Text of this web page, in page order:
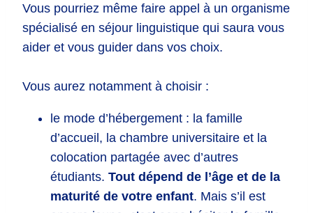
Vous pourriez même faire appel à un organisme
spécialisé en séjour linguistique qui saura vous
aider et vous guider dans vos choix.
Vous aurez notamment à choisir :
le mode d’hébergement : la famille
d’accueil, la chambre universitaire et la
colocation partagée avec d’autres
étudiants. Tout dépend de l’âge et de la
maturité de votre enfant. Mais s’il est